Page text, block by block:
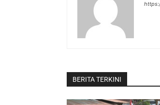
BERITA TERKINI